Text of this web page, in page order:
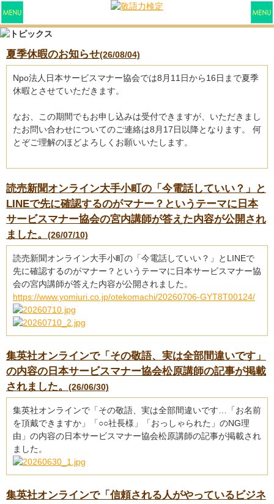
夏季休暇のお知らせ(26/08/04)
Npo法人日本サービスマナー協会では8月11日から16日まで夏季
休暇とさせていただきます。
なお、この期間でもお申し込みは受付できますが、いただきまし
たお問い合わせについてのご連絡は8月17日以降となります。 何
とぞご理解のほどよろしくお願いいたします。
読売新聞オンライン大手小町の「今電話していい？」と
LINEで先に確認するのがマナー？というテーマに日本
サービスマナー協会の宮内講師が答えた内容が公開され
ました。 (26/07/10)
読売新聞オンライン大手小町の「今電話していい？」とLINEで
先に確認するのがマナー？というテーマに日本サービスマナー協
会の宮内講師が答えた内容が公開されました。
https://www.yomiuri.co.jp/otekomachi/20260706-GYT8T00124/
集英社オンラインで「その敬語、実は全部間違いです」
の内容の日本サービスマナー協会松原講師の記事が掲載
されました。 (26/06/30)
集英社オンラインで「その敬語、実は全部間違いです…「お名前
を頂戴できますか」「○○社長様」「おっしゃられた」のNG理
由」の内容の日本サービスマナー協会松原講師の記事が掲載され
ました。
集英社オンラインで「信頼される人がやっているビジネ